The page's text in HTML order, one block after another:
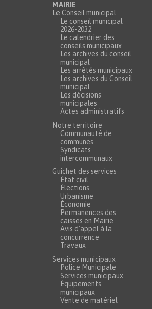
MAIRIE
Le Conseil municipal
Le conseil municipal
2026-2032
Le calendrier des
conseils municipaux
Les archives du conseil
municipal
Les arrêtés municipaux
Les archives du Conseil
municipal
Les décisions
municipales
Actes administratifs
Notre territoire
Communauté de
communes
Syndicats
intercommunaux
Guichet des services
État civil
Élections
Urbanisme
Économie
Permanences des
caisses en Mairie
Avis d'appel à la
concurrence
Travaux
Services municipaux
Police Municipale
Services municipaux
Équipements
municipaux
Vente de matériel